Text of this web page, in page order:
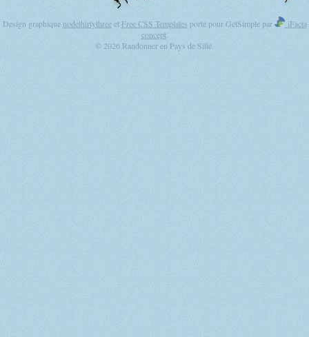
Design graphique nodethirtythreeet Free CSS Templates porté pour GetSimple par
iFacta
concept.
© 2026 Randonner en Pays de Sillé.